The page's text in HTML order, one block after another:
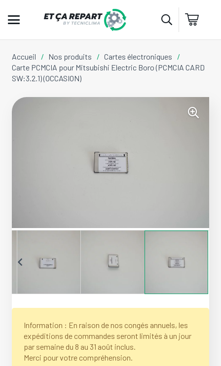
Accueil / Nos produits / Cartes électroniques
/
Carte PCMCIA pour Mitsubishi Electric Boro (PCMCIA CARD
SW:3.2.1) (OCCASION)
Information : En raison de nos congés annuels, les
expéditions de commandes seront limités à un jour
par semaine du 8 au 31 août inclus.
Merci pour votre compréhension.